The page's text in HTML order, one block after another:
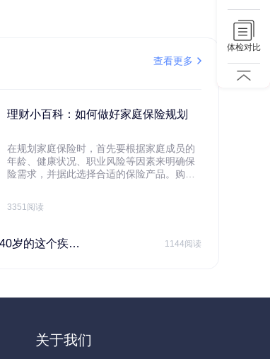
查看更多
理财小百科：如何做好家庭保险规划
在规划家庭保险时，首先要根据家庭成员的
年龄、健康状况、职业风险等因素来明确保
险需求，并据此选择合适的保险产品。购买
规划家庭财务预算，确保保险费用不会对家
要经济支柱投保。
3351阅读
病最需要注意！ 1144阅读
关于我们
体检对比